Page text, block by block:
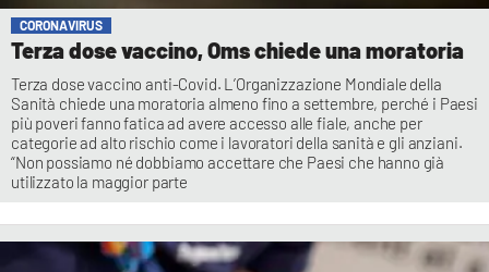
CORONAVIRUS
Terza dose vaccino, Oms chiede una moratoria
Terza dose vaccino anti-Covid. L’Organizzazione Mondiale della
Sanità chiede una moratoria almeno fino a settembre, perché i Paesi
più poveri fanno fatica ad avere accesso alle fiale, anche per
categorie ad alto rischio come i lavoratori della sanità e gli anziani.
“Non possiamo né dobbiamo accettare che Paesi che hanno già
utilizzato la maggior parte